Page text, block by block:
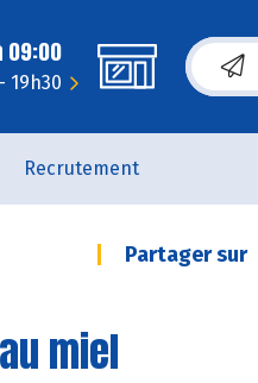
09:00
19h30
Recrutement
Partager sur
miel